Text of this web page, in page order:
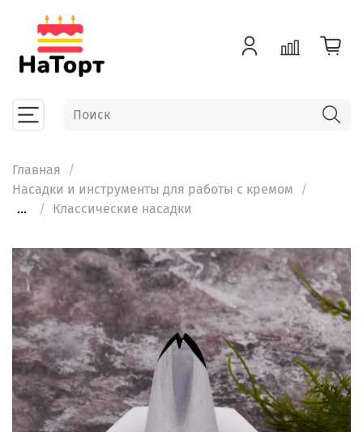
Главная
Насадки и инструменты для работы с кремом
...
Классические насадки